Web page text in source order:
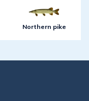
Northern pike